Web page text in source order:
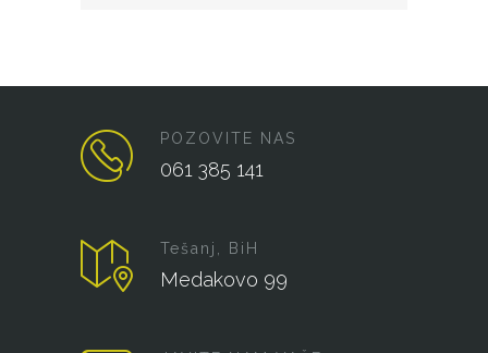
POZOVITE NAS
061 385 141
Tešanj, BiH
Medakovo 99